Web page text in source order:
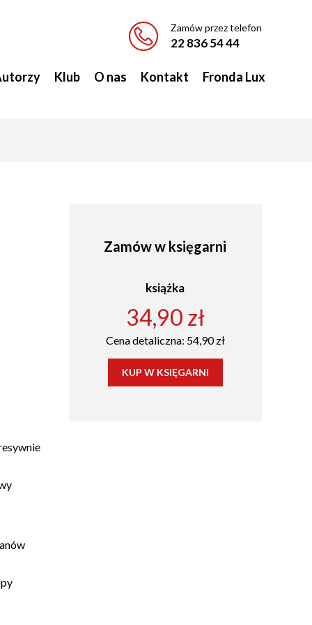
Zamów przez telefon
22 836 54 44
Klub O nas Kontakt Fronda Lux
Zamów w księgarni
książka
34,90 zł
Cena detaliczna: 54,90 zł
KUP W KSIĘGARNI